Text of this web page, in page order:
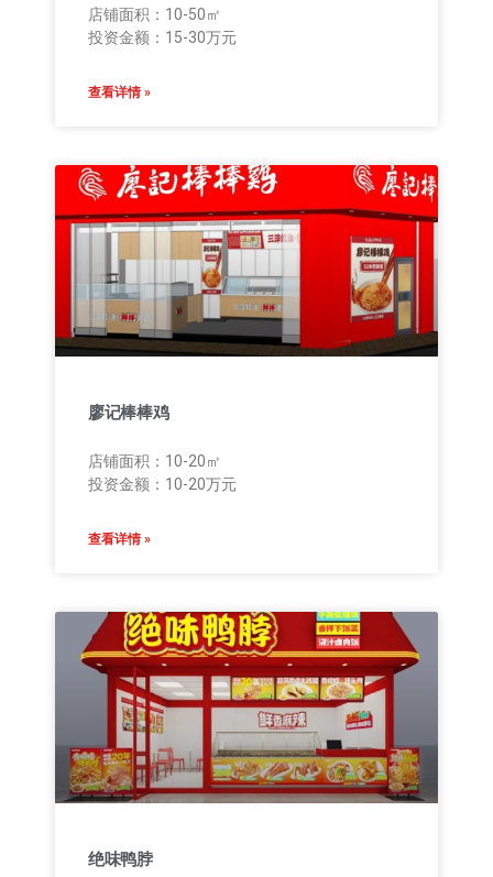
店铺面积：10-50㎡
投资金额：15-30万元
查看详情 »
廖记棒棒鸡
店铺面积：10-20㎡
投资金额：10-20万元
查看详情 »
绝味鸭脖